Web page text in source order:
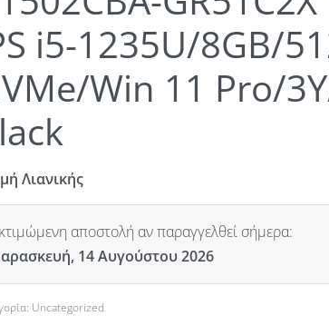
i5-1235U/8GB/
Win 11 Pro/
Λιανικής
αποστολή αν παραγγελθεί σήμερα:
14 Αυγούστου 2026
Uncategorized